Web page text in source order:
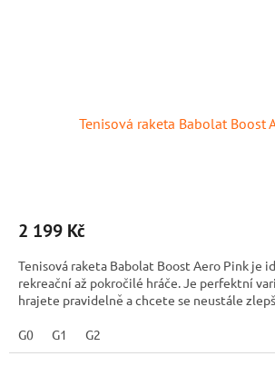
Tenisová raketa Babolat Boost
2 199 Kč
Tenisová raketa Babolat Boost Aero Pink je
rekreační až pokročilé hráče. Je perfektní
hrajete pravidelně a chcete se neustále
G0 G1 G2